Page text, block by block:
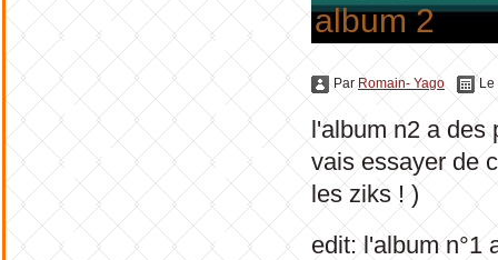
album 2
ParRomain- Yago Le
l'album n2 a des
vais essayer de
les ziks ! )
edit: l'album n°1